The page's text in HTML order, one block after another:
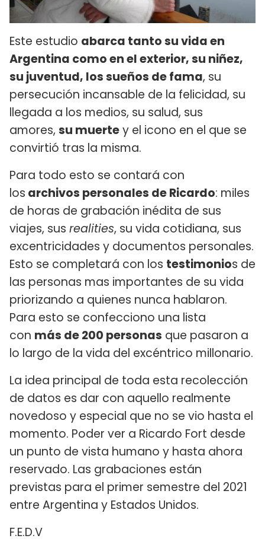
Este estudio abarca tanto su vida en
Argentina como en el exterior, su niñez,
su juventud, los sueños de fama, su
persecución incansable de la felicidad, su
llegada a los medios, su salud, sus
amores, su muertey el icono en el que se
convirtió tras la misma.
Para todo esto se contará con
los archivos personales de Ricardo: miles
de horas de grabación inédita de sus
viajes, sus realities, su vida cotidiana, sus
excentricidades y documentos personales.
Esto se completará con los testimonios de
las personas mas importantes de su vida
priorizando a quienes nunca hablaron.
Para esto se confecciono una lista
con más de 200 personas que pasaron a
lo largo de la vida del excéntrico millonario.
La idea principal de toda esta recolección
de datos es dar con aquello realmente
novedoso y especial que no se vio hasta el
momento. Poder ver a Ricardo Fort desde
un punto de vista humano y hasta ahora
reservado. Las grabaciones están
previstas para el primer semestre del 2021
entre Argentina y Estados Unidos.
F.E.D.V